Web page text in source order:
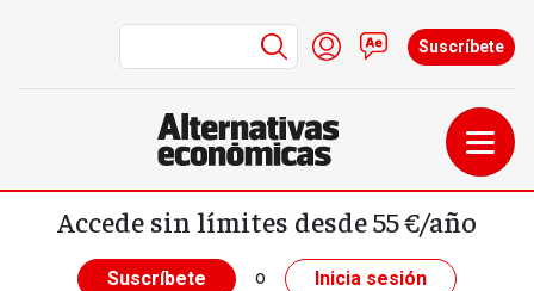
Pasar al contenido principal
Menú de cuenta de
Iniciar sesión
Contacto
Suscríbete
Accede sin límites desde 55 €/año
Suscríbete o Inicia sesión